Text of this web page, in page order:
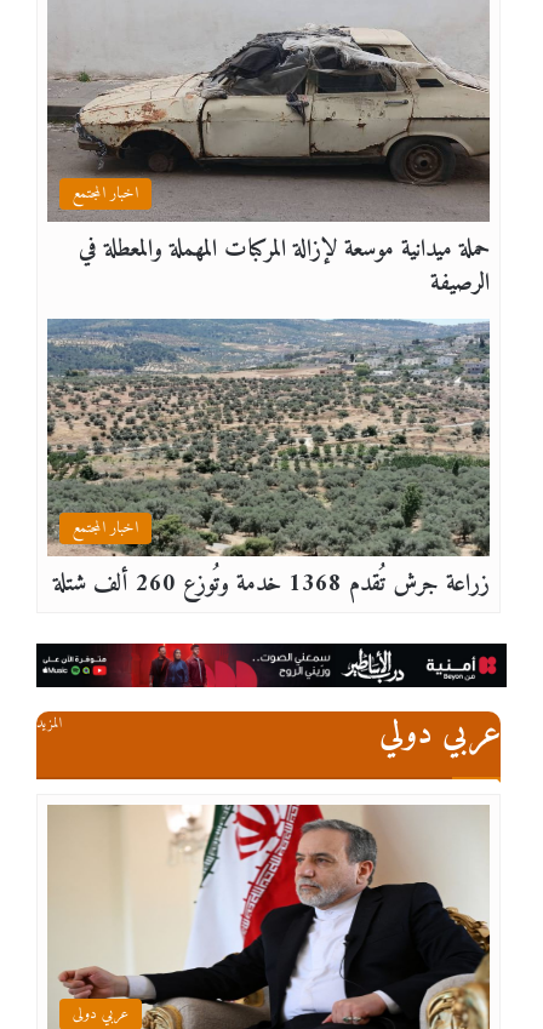
اخبار المجتمع
حملة ميدانية موسعة لإزالة المركبات المهملة والمعطلة في
الرصيفة
اخبار المجتمع
زراعة جرش تُقدم 1368 خدمة وتُوزع 260 ألف شتلة
عربي دولي المزيد
عربي دولى